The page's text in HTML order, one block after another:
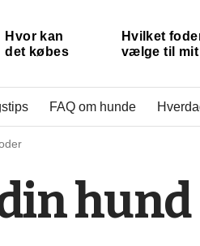
Hvor kan
det købes
Hvilket
vælge til mit
FAQ om hunde
hund